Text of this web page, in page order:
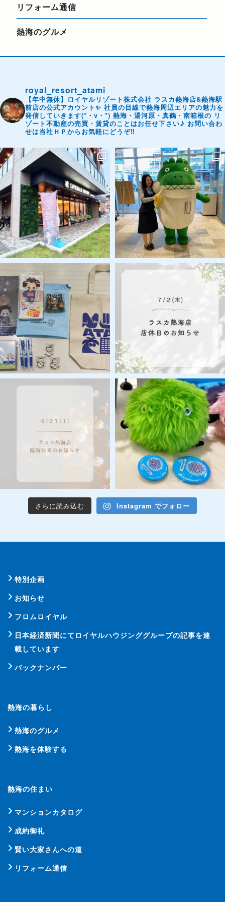
リフォーム通信
熱海のグルメ
royal_resort_atami
【年中無休】ロイヤルリゾート株式会社 ラスカ熱海店&熱海駅
前店の公式アカウント✨ 社員の目線で熱海周辺エリアの魅力を
発信していきます(*・v・*) 熱海・湯河原・真鶴・南箱根の リ
ゾート不動産の売買・賃貸のことはお任せ下さい♪ お問い合わ
せは当社ＨＰからお気軽にどうぞ‼️
さらに読み込む Instagram でフォロー
特別企画
お知らせ
フロムロイヤル
日本経済新聞にてロイヤルハウジンググループの記事を連
載しています
バックナンバー
熱海の暮らし
熱海のグルメ
熱海を体験する
熱海の住まい
マンションカタログ
成約御礼
賢い大家さんへの道
リフォーム通信